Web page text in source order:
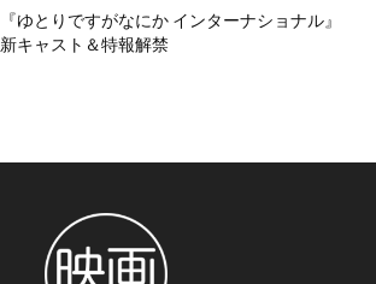
『ゆとりですがなにか インターナショナル』
新キャスト＆特報解禁